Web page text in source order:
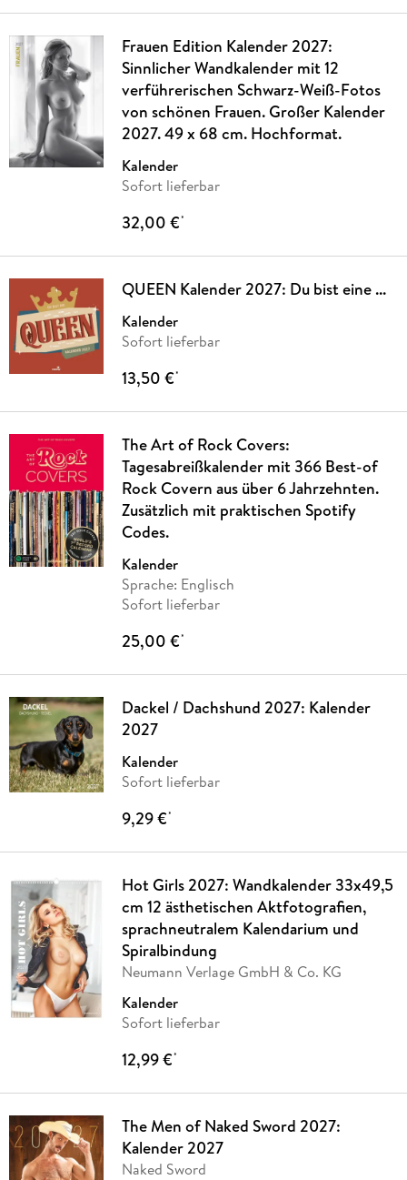
Frauen Edition Kalender 2027:
Sinnlicher Wandkalender mit 12
verführerischen Schwarz-Weiß-Fotos
von schönen Frauen. Großer Kalender
2027. 49 x 68 cm. Hochformat.
Kalender
Sofort lieferbar
32,00 €*
QUEEN Kalender 2027: Du bist eine ...
Kalender
Sofort lieferbar
13,50 €*
The Art of Rock Covers:
Tagesabreißkalender mit 366 Best-of
Rock Covern aus über 6 Jahrzehnten.
Zusätzlich mit praktischen Spotify
Codes.
Kalender
Sprache: Englisch
Sofort lieferbar
25,00 €*
Dackel / Dachshund 2027: Kalender
2027
Kalender
Sofort lieferbar
9,29 €*
Hot Girls 2027: Wandkalender 33x49,5
cm 12 ästhetischen Aktfotografien,
sprachneutralem Kalendarium und
Spiralbindung
Neumann Verlage GmbH & Co. KG
Kalender
Sofort lieferbar
12,99 €*
The Men of Naked Sword 2027:
Kalender 2027
Naked Sword